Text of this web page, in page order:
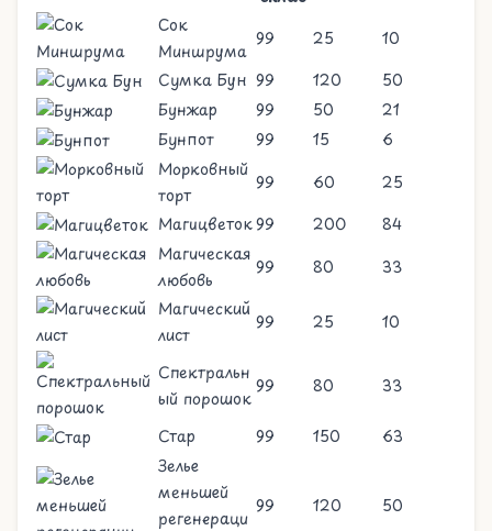
Сок
Миншрума
99 25
10
Сумка Бун 99 120
50
Бунжар
99 50
21
Бунпот
99 15
6
Морковный
торт
99 60
25
Магицветок99 200
84
Магическая
любовь
99 80
33
Магический
лист
99 25 10
Спектральн
ый порошок
99 80 33
Стар 99 150
63
Зелье
меньшей
регенераци
99 120 50